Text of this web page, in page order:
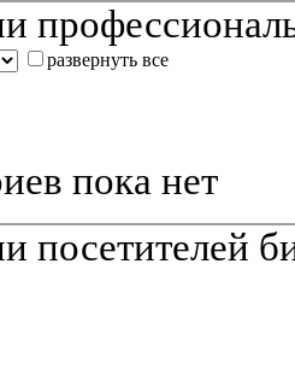
развернуть все
пока нет
посетителей